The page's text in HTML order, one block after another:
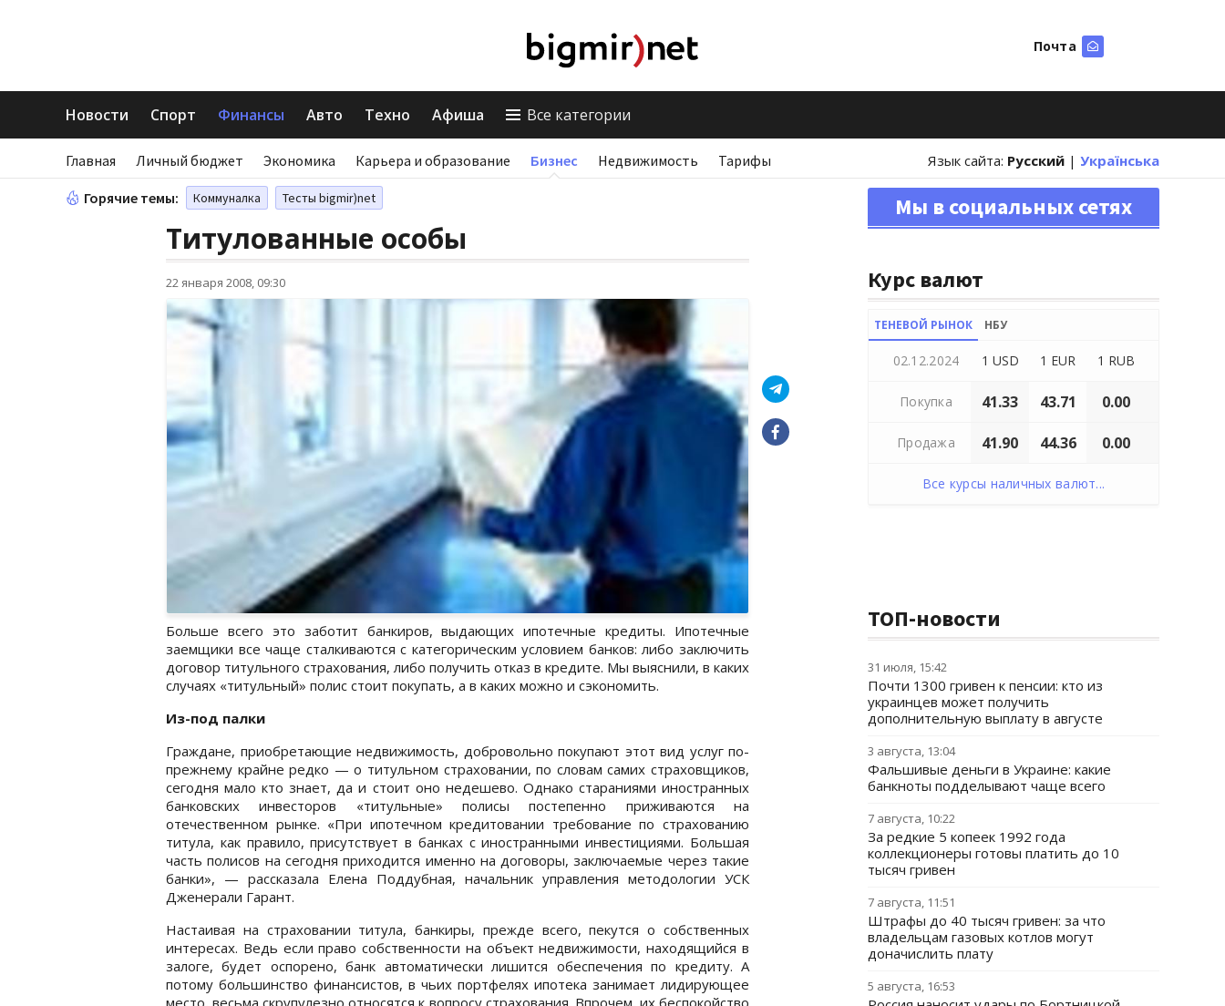
Почта
Новости Спорт Финансы Авто Техно Афиша Все категории
Главная Личный бюджет Экономика Карьера и образование Бизнес Недвижимость Тарифы Язык сайта: Русский | Українська
Горячие темы: Коммуналка Тесты bigmir)net
Титулованные особы
22 января 2008, 09:30
Больше всего это заботит банкиров, выдающих ипотечные кредиты. Ипотечные
заемщики все чаще сталкиваются с категорическим условием банков: либо заключить
договор титульного страхования, либо получить отказ в кредите. Мы выяснили, в каких
случаях «титульный» полис стоит покупать, а в каких можно и сэкономить.
Из-под палки
Граждане, приобретающие недвижимость, добровольно покупают этот вид услуг по-
прежнему крайне редко — о титульном страховании, по словам самих страховщиков,
сегодня мало кто знает, да и стоит оно недешево. Однако стараниями иностранных
банковских инвесторов «титульные» полисы постепенно приживаются на
отечественном рынке. «При ипотечном кредитовании требование по страхованию
титула, как правило, присутствует в банках с иностранными инвестициями. Большая
часть полисов на сегодня приходится именно на договоры, заключаемые через такие
банки», — рассказала Елена Поддубная, начальник управления методологии УСК
Дженерали Гарант.
Настаивая на страховании титула, банкиры, прежде всего, пекутся о собственных
интересах. Ведь если право собственности на объект недвижимости, находящийся в
залоге, будет оспорено, банк автоматически лишится обеспечения по кредиту. А
потому большинство финансистов, в чьих портфелях ипотека занимает лидирующее
место, весьма скрупулезно относятся к вопросу страхования. Впрочем, их беспокойство
Мы в социальных сетях
Курс валют
ТЕНЕВОЙ РЫНОК НБУ
02.12.2024 1 USD 1 EUR 1 RUB
Покупка 41.33 43.71 0.00
Продажа 41.90 44.36 0.00
Все курсы наличных валют...
ТОП-новости
31 июля, 15:42
Почти 1300 гривен к пенсии: кто из
украинцев может получить
дополнительную выплату в августе
3 августа, 13:04
Фальшивые деньги в Украине: какие
банкноты подделывают чаще всего
7 августа, 10:22
За редкие 5 копеек 1992 года
коллекционеры готовы платить до 10
тысяч гривен
7 августа, 11:51
Штрафы до 40 тысяч гривен: за что
владельцам газовых котлов могут
доначислить плату
5 августа, 16:53